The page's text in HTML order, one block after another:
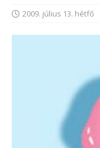
2009. július 13. hétfő